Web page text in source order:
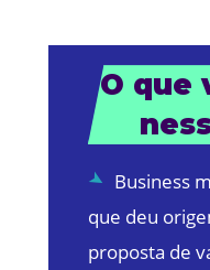
O que
Business
que deu
proposta de